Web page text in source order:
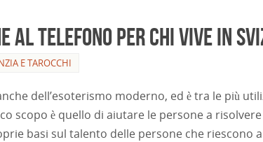
al telefono per chi vive in
E TAROCCHI
dell’esoterismo moderno, ed è tra le più
scopo è quello di aiutare le persone a
basi sul talento delle persone che riescono